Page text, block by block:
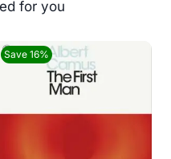
Save 16%